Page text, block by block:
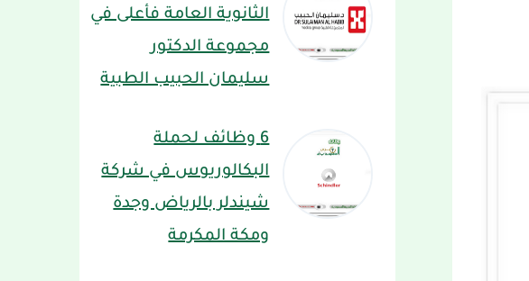
الثانوية العامة فأعلى في
مجموعة الدكتور
سليمان الحبيب الطبية
6 وظائف لحملة
البكالوريوس في شركة
شيندلر بالرياض وجدة
ومكة المكرمة